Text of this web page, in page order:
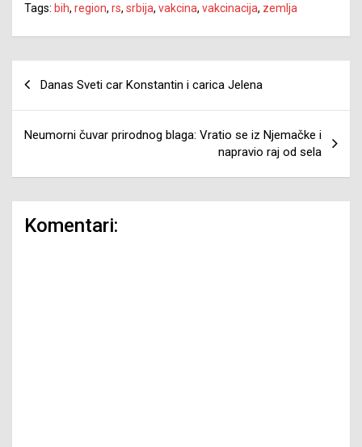
Tags: bih, region, rs, srbija, vakcina, vakcinacija, zemlja
Danas Sveti car Konstantin i carica Jelena
Neumorni čuvar prirodnog blaga: Vratio se iz Njemačke i
napravio raj od sela
Komentari: